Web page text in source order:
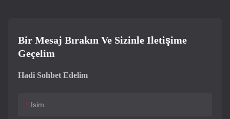
Bir Mesaj Bırakın Ve Sizinle Iletişime
Geçelim
Hadi Sohbet Edelim
Isim